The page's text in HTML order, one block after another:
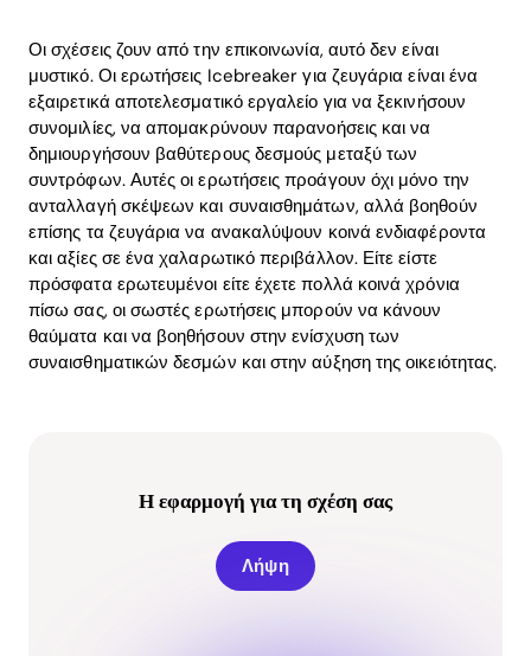
Οι σχέσεις ζουν από την επικοινωνία, αυτό δεν είναι
μυστικό. Οι ερωτήσεις Icebreaker για ζευγάρια είναι ένα
εξαιρετικά αποτελεσματικό εργαλείο για να ξεκινήσουν
συνομιλίες, να απομακρύνουν παρανοήσεις και να
δημιουργήσουν βαθύτερους δεσμούς μεταξύ των
συντρόφων. Αυτές οι ερωτήσεις προάγουν όχι μόνο την
ανταλλαγή σκέψεων και συναισθημάτων, αλλά βοηθούν
επίσης τα ζευγάρια να ανακαλύψουν κοινά ενδιαφέροντα
και αξίες σε ένα χαλαρωτικό περιβάλλον. Είτε είστε
πρόσφατα ερωτευμένοι είτε έχετε πολλά κοινά χρόνια
πίσω σας, οι σωστές ερωτήσεις μπορούν να κάνουν
θαύματα και να βοηθήσουν στην ενίσχυση των
συναισθηματικών δεσμών και στην αύξηση της οικειότητας.
Η εφαρμογή για τη σχέση σας
Λήψη